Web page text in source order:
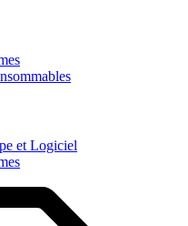
et Logiciel